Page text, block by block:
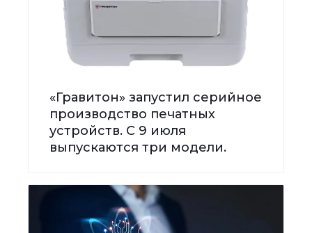
«Гравитон» запустил серийное
производство печатных
устройств. С 9 июля
выпускаются три модели.